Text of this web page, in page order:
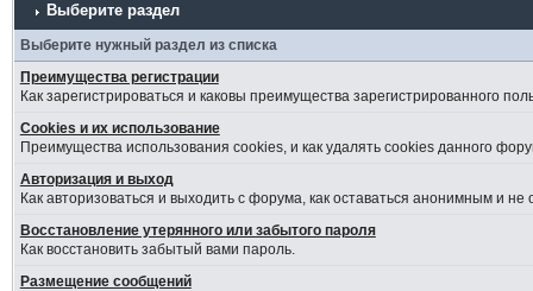
Выберите раздел
Выберите нужный раздел из списка
Преимущества регистрации
Как зарегистрироваться и каковы преимущества зарегистрированного
Cookies и их использование
Преимущества использования cookies, и как удалять cookies данного
Авторизация и выход
Как авторизоваться и выходить с форума, как оставаться анонимным и
Восстановление утерянного или забытого пароля
Как восстановить забытый вами пароль.
Размещение сообщений